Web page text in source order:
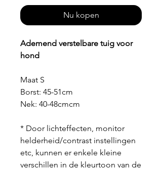
Nu kopen
Ademend verstelbare tuig voor
hond
Maat S
Borst: 45-51cm
Nek: 40-48cmcm
* Door lichteffecten, monitor
helderheid/contrast instellingen
etc, kunnen er enkele kleine
verschillen in de kleurtoon van de